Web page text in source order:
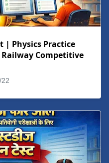
| Physics Practice
Railway Competitive